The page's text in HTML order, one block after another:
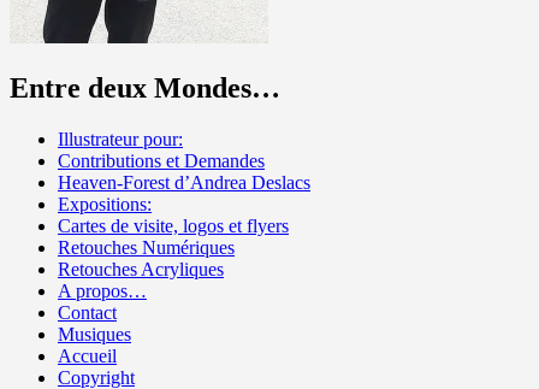
Entre deux Mondes…
Illustrateur pour:
Contributions et Demandes
Heaven-Forest d’Andrea Deslacs
Expositions:
Cartes de visite, logos et flyers
Retouches Numériques
Retouches Acryliques
A propos…
Contact
Musiques
Accueil
Copyright